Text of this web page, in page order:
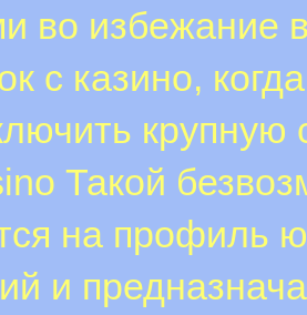
во избежание
с казино,
Такой
на профиль
и